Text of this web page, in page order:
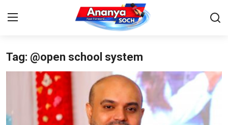
Home
About Us
Tag: @open school system